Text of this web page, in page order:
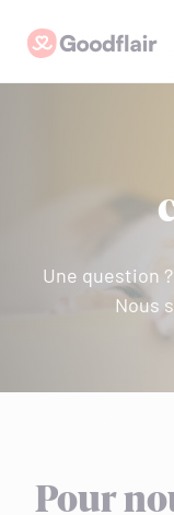
content
Goodflair
Une question
Nous
Pour